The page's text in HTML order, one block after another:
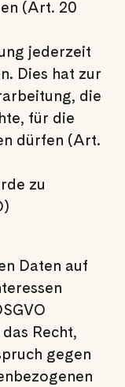
(Art. 20
jederzeit
Dies hat zur
die
für die
dürfen (Art.
zu
Daten auf
Recht,
gegen